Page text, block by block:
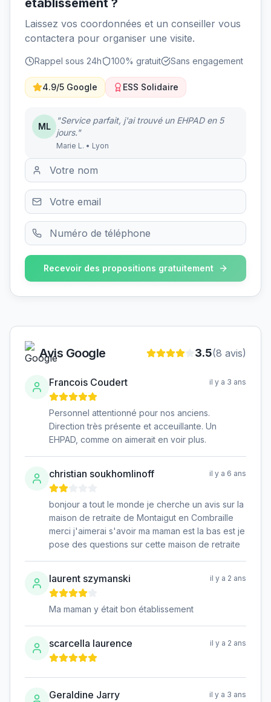
établissement ?
Laissez vos coordonnées et un conseiller vous
contactera pour organiser une visite.
Rappel sous 24h 100% gratuit Sans engagement
4.9/5 Google ESS Solidaire
ML
"Service parfait, j'ai trouvé un EHPAD en 5
jours."
Marie L. • Lyon
Recevoir des propositions gratuitement
Avis Google 3.5(8 avis)
Francois Coudert il y a 3 ans
Personnel attentionné pour nos anciens.
Direction très présente et acceuillante. Un
EHPAD, comme on aimerait en voir plus.
christian soukhomlinoff il y a 6 ans
bonjour a tout le monde je cherche un avis sur la
maison de retraite de Montaigut en Combraille
merci j'aimerai s'avoir ma maman est la bas est je
pose des questions sur cette maison de retraite
laurent szymanski il y a 2 ans
Ma maman y était bon établissement
scarcella laurence il y a 2 ans
Geraldine Jarry il y a 3 ans